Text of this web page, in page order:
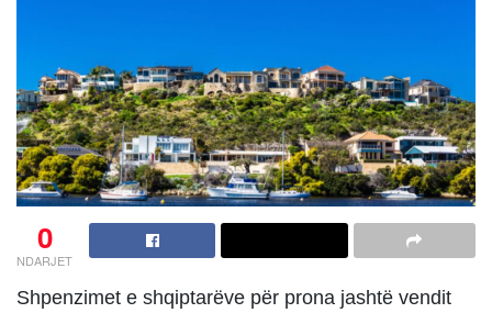
0
NDARJET
Shpenzimet e shqiptarëve për prona jashtë vendit